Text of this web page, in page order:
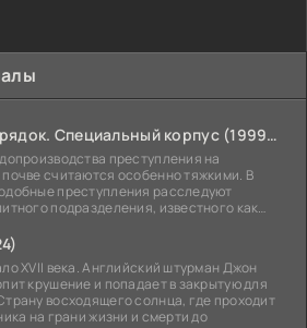
Закон и порядок. Специальный корпус (1999-2026)
преступления на
считаются особенно тяжкими. В
преступления расследуют
подразделения, известного как
XVII века. Английский штурман Джон
крушение и попадает в закрытую для
восходящего солнца, где проходит
на грани жизни и смерти до